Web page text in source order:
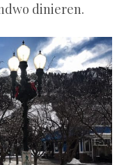
dinieren.